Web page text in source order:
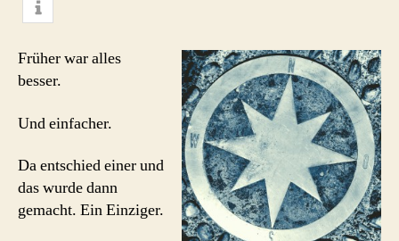
Früher war alles
besser.
Und einfacher.
Da entschied einer und
das wurde dann
gemacht. Ein Einziger.